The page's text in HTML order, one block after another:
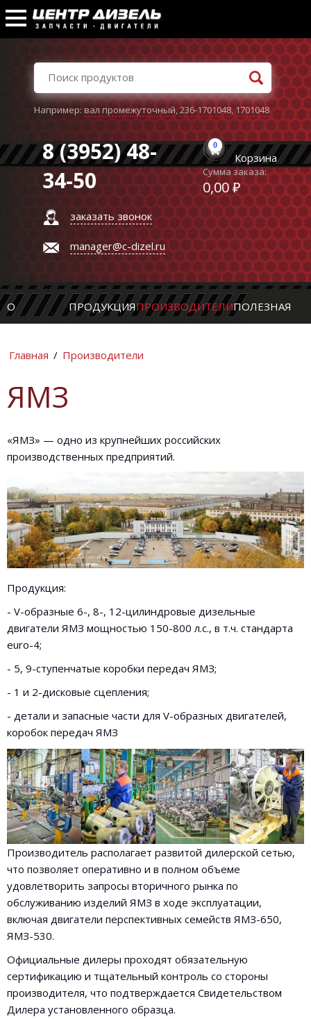
Например:вал промежуточный,236-1701048,1701048
8 (3952) 48-
34-50
заказать звонок
manager@c-dizel.ru
0
Корзина
Сумма заказа:
0,00 ₽
О ПРОДУКЦИЯПРОИЗВОДИТЕЛИПОЛЕЗНАЯ
Главная / Производители
ЯМЗ
«ЯМЗ» — одно из крупнейших российских
производственных предприятий.
Продукция:
- V-образные 6-, 8-, 12-цилиндровые дизельные
двигатели ЯМЗ мощностью 150-800 л.с., в т.ч. стандарта
euro-4;
- 5, 9-ступенчатые коробки передач ЯМЗ;
- 1 и 2-дисковые сцепления;
- детали и запасные части для V-образных двигателей,
коробок передач ЯМЗ
Производитель располагает развитой дилерской сетью,
что позволяет оперативно и в полном объеме
удовлетворить запросы вторичного рынка по
обслуживанию изделий ЯМЗ в ходе эксплуатации,
включая двигатели перспективных семейств ЯМЗ-650,
ЯМЗ-530.
Официальные дилеры проходят обязательную
сертификацию и тщательный контроль со стороны
производителя, что подтверждается Свидетельством
Дилера установленного образца.